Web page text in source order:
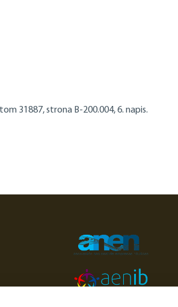
31887, strona B-200.004, 6. napis.